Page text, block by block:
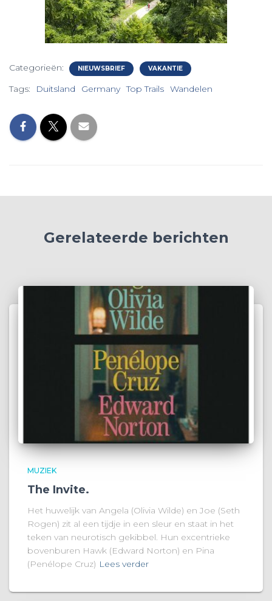
Categorieën: NIEUWSBRIEF VAKANTIE
Tags: Duitsland Germany Top Trails Wandelen
Gerelateerde berichten
MUZIEK
The Invite.
Het huwelijk van Angela (Olivia Wilde) en Joe (Seth
Rogen) zit al een tijdje in een sleur en staat in het
teken van neurotisch gekibbel. Hun excentrieke
bovenburen Hawk (Edward Norton) en Pina
(Penélope Cruz) Lees verder